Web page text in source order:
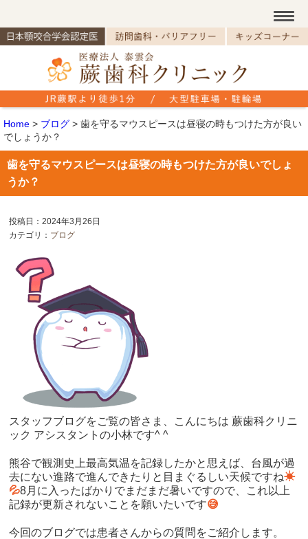
Home > ブログ > 歯を守るマウスピースは昼寝の時もつけた方が良い
でしょうか？
歯を守るマウスピースは昼寝の時もつけた方が良いでしょ
うか？
投稿日：2024年3月26日
カテゴリ： ブログ
スタッフブログをご覧の皆さま、こんにちは 蕨歯科クリニ
ック アシスタントの小林です^ ^
熊谷で観測史上最高気温を記録したかと思えば、台風が過
去にない進路で進んできたりと目まぐるしい天候ですね☀
💦8月に入ったばかりでまだまだ暑いですので、これ以上
記録が更新されないことを願いたいです😅
今回のブログでは患者さんからの質問をご紹介します。